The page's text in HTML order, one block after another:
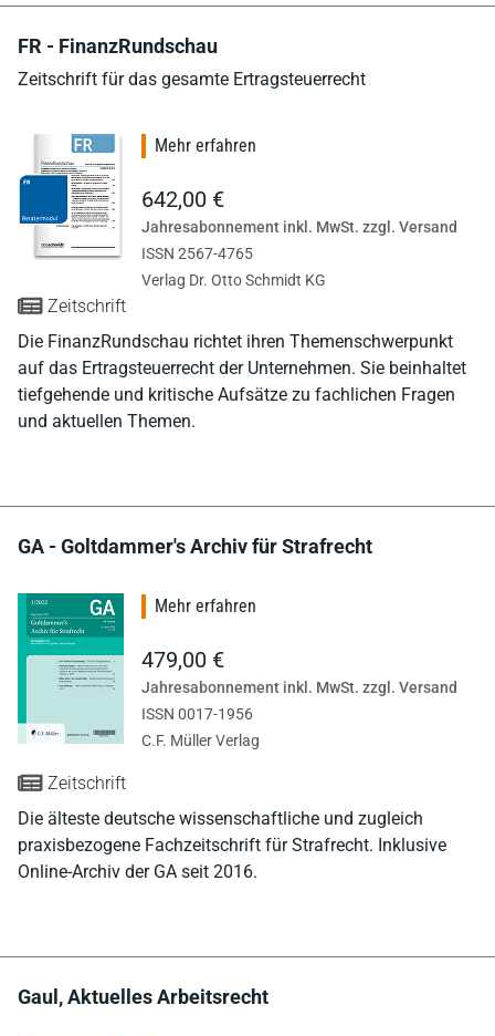
FR - FinanzRundschau
Zeitschrift für das gesamte Ertragsteuerrecht
Zeitschrift
Die FinanzRundschau richtet ihren Themenschwerpunkt
auf das Ertragsteuerrecht der Unternehmen. Sie beinhaltet
tiefgehende und kritische Aufsätze zu fachlichen Fragen
und aktuellen Themen.
Mehr erfahren
642,00 €
Jahresabonnement inkl. MwSt. zzgl. Versand
ISSN 2567-4765
Verlag Dr. Otto Schmidt KG
GA - Goltdammer's Archiv für Strafrecht
Zeitschrift
Die älteste deutsche wissenschaftliche und zugleich
praxisbezogene Fachzeitschrift für Strafrecht. Inklusive
Online-Archiv der GA seit 2016.
Mehr erfahren
479,00 €
Jahresabonnement inkl. MwSt. zzgl. Versand
ISSN 0017-1956
C.F. Müller Verlag
Gaul, Aktuelles Arbeitsrecht